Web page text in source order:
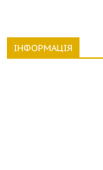
ІНФОРМАЦІЯ